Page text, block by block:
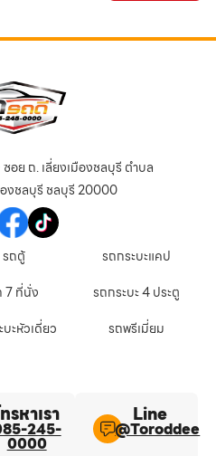
อย ถ. เลี่ยงเมืองชลบุรี ตำบล
งชลบุรี ชลบุรี 20000
รถตู้
7 ที่นั่ง
ะหัวเดี่ยว
รถกระบะแคป
รถกระบะ 4 ประตู
รถพรีเมี่ยม
รหาเรา
245-
0000
Line​
@Toroddee​